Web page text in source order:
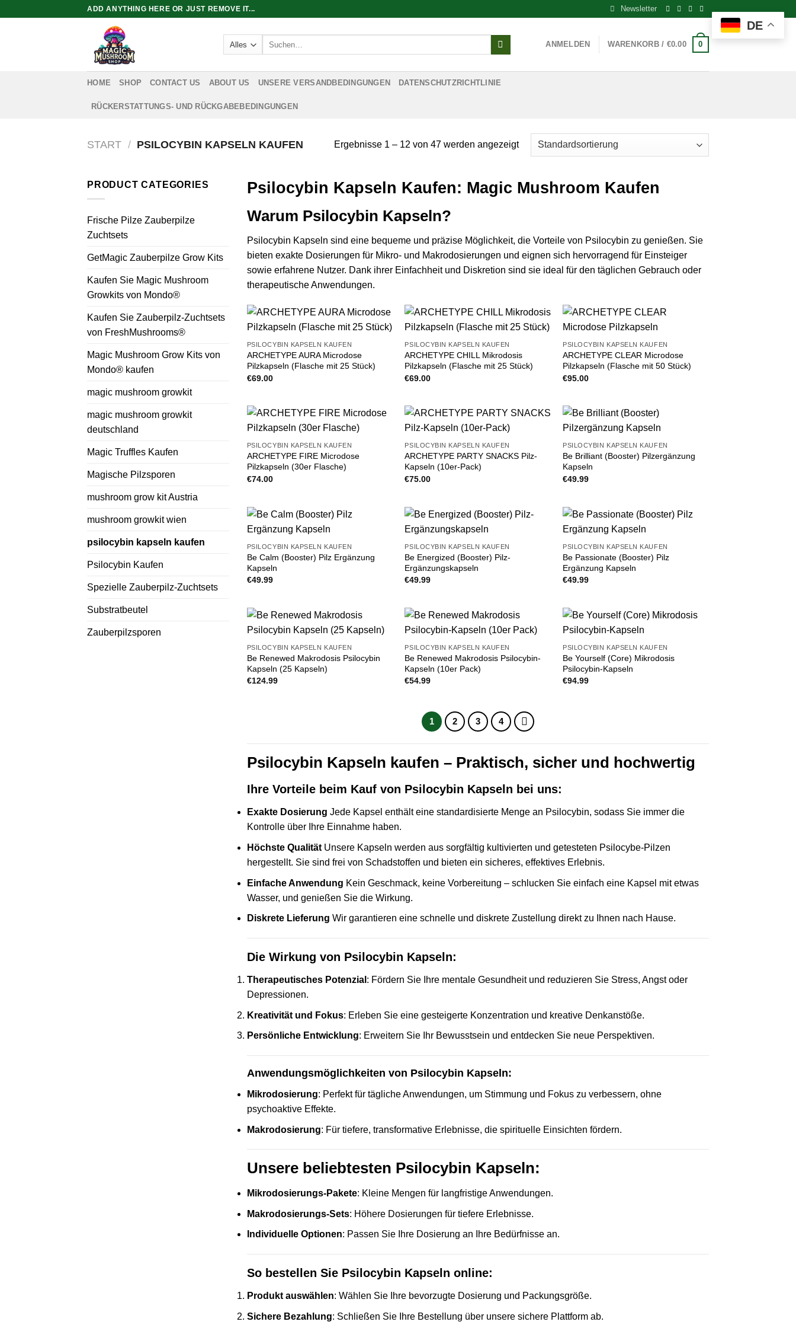
ADD ANYTHING HERE OR JUST REMOVE IT... Newsletter
ANMELDEN WARENKORB / €0.00 0
HOME SHOP CONTACT US ABOUT US UNSERE VERSANDBEDINGUNGEN DATENSCHUTZRICHTLINIE
RÜCKERSTATTUNGS- UND RÜCKGABEBEDINGUNGEN
START / PSILOCYBIN KAPSELN KAUFEN Ergebnisse 1 – 12 von 47 werden angezeigt
PRODUCT CATEGORIES
Frische Pilze Zauberpilze
Zuchtsets
GetMagic Zauberpilze Grow Kits
Kaufen Sie Magic Mushroom
Growkits von Mondo®
Kaufen Sie Zauberpilz-Zuchtsets
von FreshMushrooms®
Magic Mushroom Grow Kits von
Mondo® kaufen
magic mushroom growkit
magic mushroom growkit
deutschland
Magic Truffles Kaufen
Magische Pilzsporen
mushroom grow kit Austria
mushroom growkit wien​
psilocybin kapseln kaufen
Psilocybin Kaufen
Spezielle Zauberpilz-Zuchtsets
Substratbeutel
Zauberpilzsporen
Psilocybin Kapseln Kaufen: Magic Mushroom Kaufen
Warum Psilocybin Kapseln?
Psilocybin Kapseln sind eine bequeme und präzise Möglichkeit, die Vorteile von Psilocybin zu genießen. Sie
bieten exakte Dosierungen für Mikro- und Makrodosierungen und eignen sich hervorragend für Einsteiger
sowie erfahrene Nutzer. Dank ihrer Einfachheit und Diskretion sind sie ideal für den täglichen Gebrauch oder
therapeutische Anwendungen.
PSILOCYBIN KAPSELN KAUFEN
ARCHETYPE AURA Microdose
Pilzkapseln (Flasche mit 25 Stück)
€69.00
PSILOCYBIN KAPSELN KAUFEN
ARCHETYPE CHILL Mikrodosis
Pilzkapseln (Flasche mit 25 Stück)
€69.00
PSILOCYBIN KAPSELN KAUFEN
ARCHETYPE CLEAR Microdose
Pilzkapseln (Flasche mit 50 Stück)
€95.00
PSILOCYBIN KAPSELN KAUFEN
ARCHETYPE FIRE Microdose
Pilzkapseln (30er Flasche)
€74.00
PSILOCYBIN KAPSELN KAUFEN
ARCHETYPE PARTY SNACKS Pilz-
Kapseln (10er-Pack)
€75.00
PSILOCYBIN KAPSELN KAUFEN
Be Brilliant (Booster) Pilzergänzung
Kapseln
€49.99
PSILOCYBIN KAPSELN KAUFEN
Be Calm (Booster) Pilz Ergänzung
Kapseln
€49.99
PSILOCYBIN KAPSELN KAUFEN
Be Energized (Booster) Pilz-
Ergänzungskapseln
€49.99
PSILOCYBIN KAPSELN KAUFEN
Be Passionate (Booster) Pilz
Ergänzung Kapseln
€49.99
PSILOCYBIN KAPSELN KAUFEN
Be Renewed Makrodosis Psilocybin
Kapseln (25 Kapseln)
€124.99
PSILOCYBIN KAPSELN KAUFEN
Be Renewed Makrodosis Psilocybin-
Kapseln (10er Pack)
€54.99
PSILOCYBIN KAPSELN KAUFEN
Be Yourself (Core) Mikrodosis
Psilocybin-Kapseln
€94.99
1 2 3 4
Psilocybin Kapseln kaufen – Praktisch, sicher und hochwertig
Ihre Vorteile beim Kauf von Psilocybin Kapseln bei uns:
Exakte Dosierung Jede Kapsel enthält eine standardisierte Menge an Psilocybin, sodass Sie immer die
Kontrolle über Ihre Einnahme haben.
Höchste Qualität Unsere Kapseln werden aus sorgfältig kultivierten und getesteten Psilocybe-Pilzen
hergestellt. Sie sind frei von Schadstoffen und bieten ein sicheres, effektives Erlebnis.
Einfache Anwendung Kein Geschmack, keine Vorbereitung – schlucken Sie einfach eine Kapsel mit etwas
Wasser, und genießen Sie die Wirkung.
Diskrete Lieferung Wir garantieren eine schnelle und diskrete Zustellung direkt zu Ihnen nach Hause.
Die Wirkung von Psilocybin Kapseln:
Therapeutisches Potenzial : Fördern Sie Ihre mentale Gesundheit und reduzieren Sie Stress, Angst oder
Depressionen.
Kreativität und Fokus: Erleben Sie eine gesteigerte Konzentration und kreative Denkanstöße.
Persönliche Entwicklung: Erweitern Sie Ihr Bewusstsein und entdecken Sie neue Perspektiven.
Anwendungsmöglichkeiten von Psilocybin Kapseln:
Mikrodosierung: Perfekt für tägliche Anwendungen, um Stimmung und Fokus zu verbessern, ohne
psychoaktive Effekte.
Makrodosierung: Für tiefere, transformative Erlebnisse, die spirituelle Einsichten fördern.
Unsere beliebtesten Psilocybin Kapseln:
Mikrodosierungs-Pakete: Kleine Mengen für langfristige Anwendungen.
Makrodosierungs-Sets: Höhere Dosierungen für tiefere Erlebnisse.
Individuelle Optionen: Passen Sie Ihre Dosierung an Ihre Bedürfnisse an.
So bestellen Sie Psilocybin Kapseln online:
Produkt auswählen: Wählen Sie Ihre bevorzugte Dosierung und Packungsgröße.
Sichere Bezahlung: Schließen Sie Ihre Bestellung über unsere sichere Plattform ab.
DE